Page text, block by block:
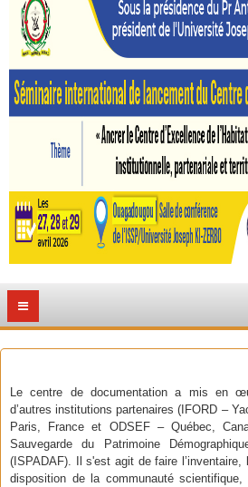
Le centre de documentation a mis en
d’autres institutions partenaires (IFORD –
Paris, France et ODSEF – Québec,
Sauvegarde du Patrimoine
(ISPADAF). Il s'est agit de faire
disposition de la communauté